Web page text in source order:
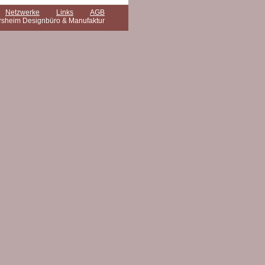
Netzwerke Links
AGB
Designbüro & Manufaktur